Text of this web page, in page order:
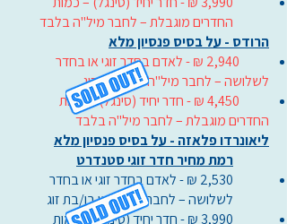
החדרים מוגבלת – לחבר מיל"ה בלבד
הרודס - על בסיס פנסיון מלא
2,940 ₪ - לאדם בחדר זוגי או בחדר
לשלושה – לחבר מיל"ה או בן/בת זוג
4,450 ₪ - חדר יחיד (סינגל) – כמות
החדרים מוגבלת – לחבר מיל"ה בלבד
ליאונרדו פלאזה - על בסיס פנסיון מלא
רמת מחיר חדר זוגי סטנדרט
2,530 ₪ - לאדם בחדר זוגי או בחדר
לשלושה – לחבר מיל"ה או בן/בת זוג
3,990 ₪ - חדר יחיד (סינגל) – כמות